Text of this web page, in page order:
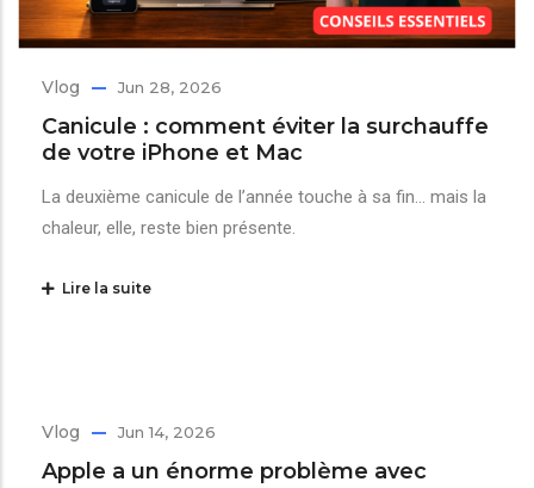
Vlog Jun 28, 2026
Canicule : comment éviter la surchauffe
de votre iPhone et Mac
La deuxième canicule de l’année touche à sa fin… mais la
chaleur, elle, reste bien présente.
Lire la suite
Vlog Jun 14, 2026
Apple a un énorme problème avec